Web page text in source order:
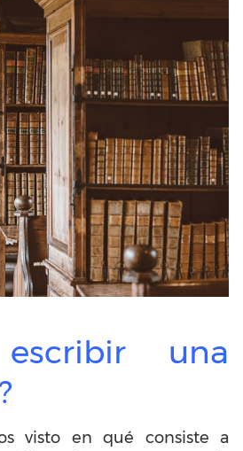
una
visto en qué consiste a